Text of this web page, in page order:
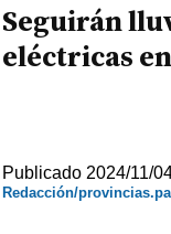
Seguirán
eléctricas
Publicado 2024/11/
Redacción/